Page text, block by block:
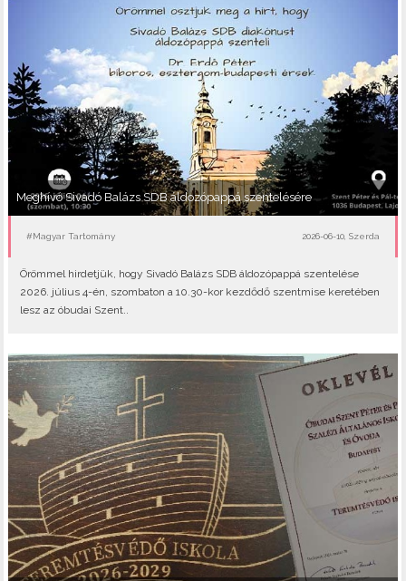
Meghívó Sivadó Balázs SDB áldozópappá szentelésére
#Magyar Tartomány 2026-06-10, Szerda
Örömmel hirdetjük, hogy Sivadó Balázs SDB áldozópappá szentelése
2026. július 4-én, szombaton a 10.30-kor kezdődő szentmise keretében
lesz az óbudai Szent..